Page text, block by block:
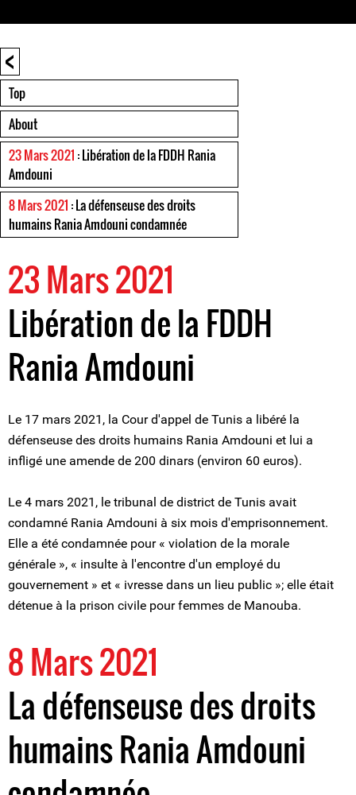
<
Top
About
23 Mars 2021 : Libération de la FDDH Rania
Amdouni
8 Mars 2021 : La défenseuse des droits
humains Rania Amdouni condamnée
23 Mars 2021
Libération de la FDDH
Rania Amdouni
Le 17 mars 2021, la Cour d'appel de Tunis a libéré la
défenseuse des droits humains Rania Amdouni et lui a
infligé une amende de 200 dinars (environ 60 euros).
Le 4 mars 2021, le tribunal de district de Tunis avait
condamné Rania Amdouni à six mois d'emprisonnement.
Elle a été condamnée pour « violation de la morale
générale », « insulte à l'encontre d'un employé du
gouvernement » et « ivresse dans un lieu public »; elle était
détenue à la prison civile pour femmes de Manouba.
8 Mars 2021
La défenseuse des droits
humains Rania Amdouni